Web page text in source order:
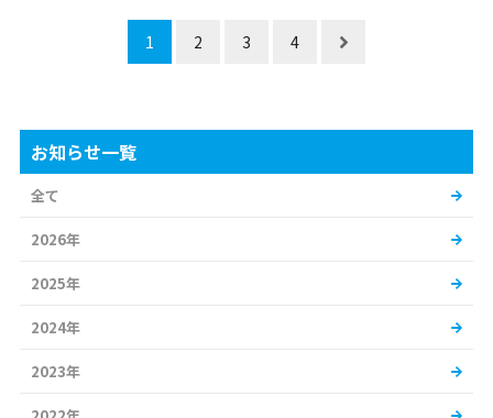
1 2 3 4
お知らせ一覧
全て
2026年
2025年
2024年
2023年